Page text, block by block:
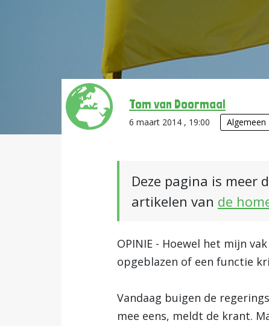
Tom van Doormaal
6 maart 2014 , 19:00 Algemeen
Deze pagina is meer
artikelen van de
OPINIE - Hoewel het mijn
opgeblazen of een functie
Vandaag buigen de
mee eens, meldt de krant.